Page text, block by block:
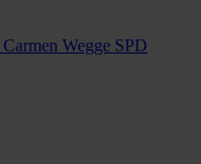
Carmen Wegge SPD